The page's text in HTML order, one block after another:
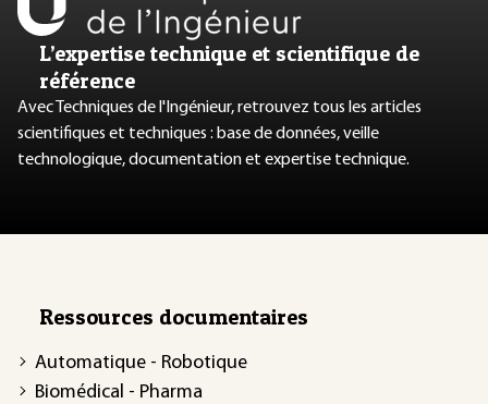
L’expertise technique et scientifique de
référence
Avec Techniques de l'Ingénieur, retrouvez tous les articles
scientifiques et techniques : base de données, veille
technologique, documentation et expertise technique.
Ressources documentaires
Automatique - Robotique
Biomédical - Pharma